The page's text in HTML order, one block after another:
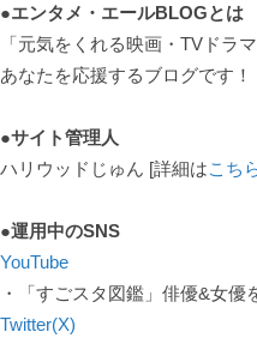
●エンタメ・エールBLOGとは
「元気をくれる映画・TVドラ
あなたを応援するブログです！
●サイト管理人
ハリウッドじゅん [詳細はこち
●運用中のSNS
YouTube
・「すごスタ図鑑」俳優&女
Twitter(X)